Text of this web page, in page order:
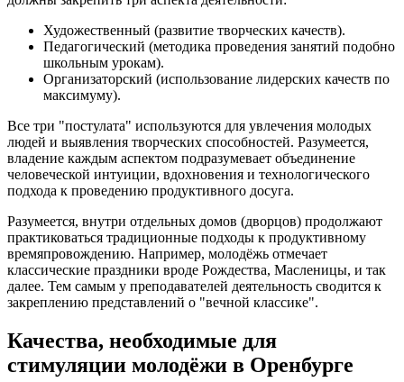
Художественный (развитие творческих качеств).
Педагогический (методика проведения занятий подобно
школьным урокам).
Организаторский (использование лидерских качеств по
максимуму).
Все три "постулата" используются для увлечения молодых
людей и выявления творческих способностей. Разумеется,
владение каждым аспектом подразумевает объединение
человеческой интуиции, вдохновения и технологического
подхода к проведению продуктивного досуга.
Разумеется, внутри отдельных домов (дворцов) продолжают
практиковаться традиционные подходы к продуктивному
времяпровождению. Например, молодёжь отмечает
классические праздники вроде Рождества, Масленицы, и так
далее. Тем самым у преподавателей деятельность сводится к
закреплению представлений о "вечной классике".
Качества, необходимые для
стимуляции молодёжи в Оренбурге